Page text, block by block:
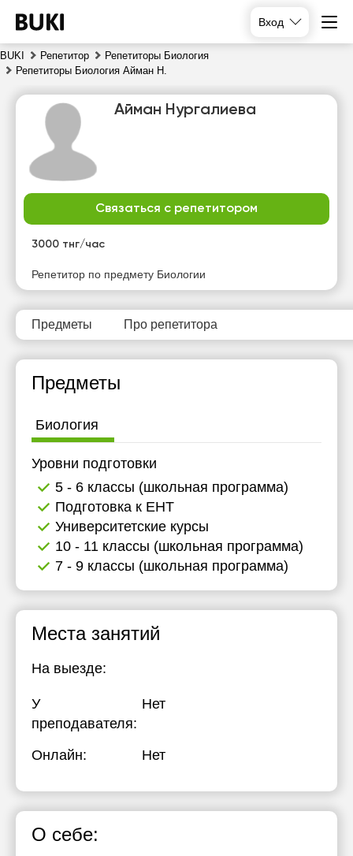
Вход
BUKI Репетитор
Репетиторы Биология
Репетиторы Биология Айман Н.
Айман Нургалиева
Связаться с репетитором
3000 тнг/час
Репетитор по предмету Биологии
Предметы Про репетитора
Предметы
Биология
Уровни подготовки
5 - 6 классы (школьная программа)
Подготовка к ЕНТ
Университетские курсы
10 - 11 классы (школьная программа)
7 - 9 классы (школьная программа)
Места занятий
На выезде:
У
преподавателя:
Нет
Онлайн: Нет
О себе:
пт
сб
Нет
Нет
свободных